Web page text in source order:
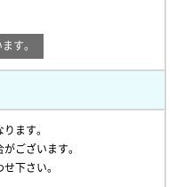
す。
ます。
ございます。
下さい。